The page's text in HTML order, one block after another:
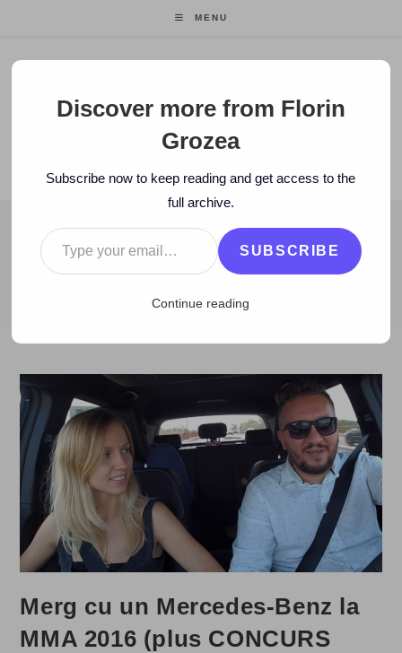
MENU
Florin Grozea
ENTREPRENEUR. FOUNDER/CEO MOCAPP.
BLOG
2016 > September > 13 > Blog > Merg cu un Mercedes-Benz la
Merg cu un Mercedes-Benz la
MMA 2016 (plus CONCURS
Discover more from Florin
Grozea
Subscribe now to keep reading and get access to the
full archive.
Type your email…
SUBSCRIBE
Continue reading